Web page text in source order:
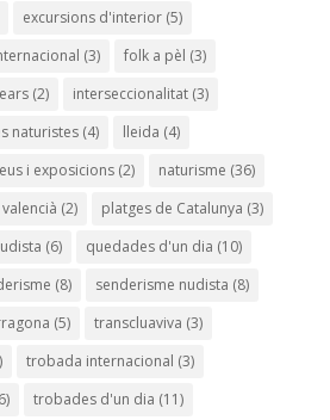
excursions d'interior(5)
(3) folk a pèl (3)
(2) interseccionalitat(3)
naturistes(4) lleida (4)
i exposicions(2) naturisme (36)
(2) platges de Catalunya (3)
(6) quedades d'un dia (10)
(8) senderisme nudista (8)
(5) transcluaviva (3)
trobada internacional (3)
trobades d'un dia (11)